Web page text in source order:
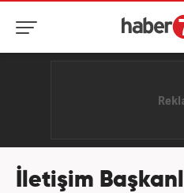
İletişim